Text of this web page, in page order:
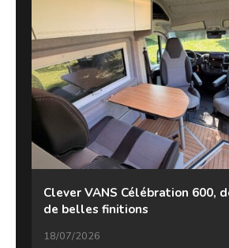
Clever VANS Célébration 600,
de belles finitions
18/07/2026